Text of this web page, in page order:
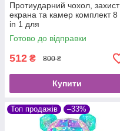
Протиударний чохол, захист
екрана та камер комплект 8
in 1 для
iPhone:14Pro/14ProMax/14Plu
s/13ProMax
Готово до відправки
512 ₴ 800 ₴
Купити
Топ продажів –33%